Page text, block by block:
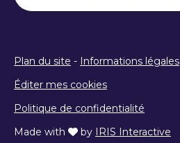
Plan du site - Informations légales
Éditer mes cookies
Politique de confidentialité
Made with
by IRIS Interactive